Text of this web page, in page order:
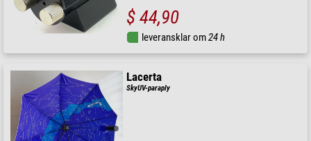
$ 44,90
leveransklar om24 h
Lacerta
SkyUV-paraply